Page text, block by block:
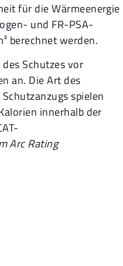
für die Wärmeenergie
und FR-PSA-
berechnet werden.
des Schutzes vor
an. Die Art des
spielen
innerhalb der
Arc Rating